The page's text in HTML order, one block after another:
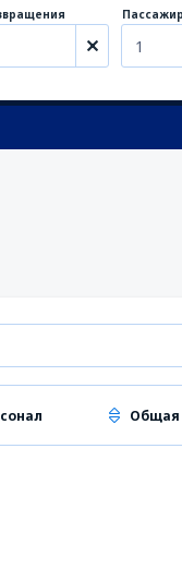
1
Общая